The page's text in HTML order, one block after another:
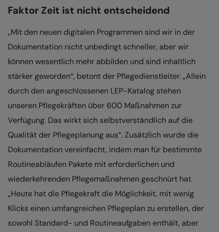
Faktor Zeit ist nicht entscheidend
„Mit den neuen digitalen Programmen sind wir in der
Dokumentation nicht unbedingt schneller, aber wir
können wesentlich mehr abbilden und sind inhaltlich
stärker geworden“, betont der Pflegedienstleiter. „Allein
durch den angeschlossenen LEP-Katalog stehen
unseren Pflegekräften über 600 Maßnahmen zur
Verfügung. Das wirkt sich selbstverständlich auf die
Qualität der Pflegeplanung aus“. Zusätzlich wurde die
Dokumentation vereinfacht, indem man für bestimmte
Routineabläufen Pakete mit erforderlichen und
wiederkehrenden Pflegemaßnahmen geschnürt hat.
„Heute hat die Pflegekraft die Möglichkeit, mit wenig
Klicks einen umfangreichen Pflegeplan zu erstellen, der
sowohl Standard- und Routineaufgaben enthält, aber